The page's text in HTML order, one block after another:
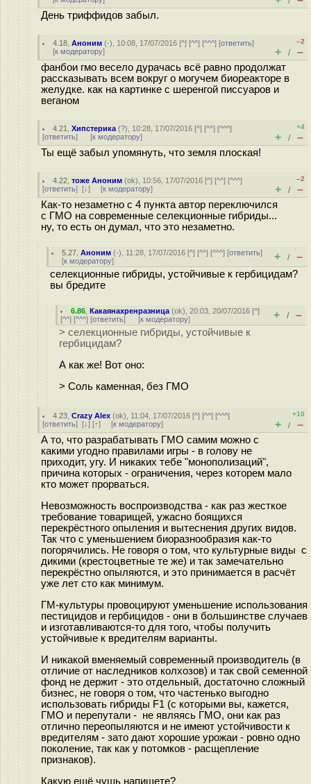
День триффидов забыл.
4.18 ,Аноним (-), 10:08, 17/07/2016 [^] [^^] [^^^] [ответить]
[к модератору]
–2
+ / –
фанбои гмо весело дурачась всё равно продолжат
рассказывать всем вокруг о могучем биореакторе в
желудке. как на картинке с шеренгой писсуаров и
веганом
4.21 ,Хипстерика (?), 10:28, 17/07/2016 [^] [^^] [^^^]
[ответить] [к модератору]
+4
+ / –
Ты ещё забыл упомянуть, что земля плоская!
4.22 ,тоже Аноним (ok), 10:56, 17/07/2016 [^] [^^] [^^^]
[ответить] [↓] [к модератору]
–2
+ / –
Как-то незаметно с 4 пункта автор переключился
с ГМО на современные селекционные гибриды...
ну, то есть он думал, что это незаметно.
5.27 ,Аноним (-), 11:28, 17/07/2016 [^] [^^] [^^^] [ответить]
[к модератору] + / –
селекционные гибриды, устойчивые к гербицидам?
вы бредите
6.86 ,Какаянахренразница (ok), 20:03, 20/07/2016 [^]
[^^] [^^^] [ответить] [к модератору] + / –
> селекционные гибриды, устойчивые к
гербицидам?
А как же! Вот оно:
> Соль каменная, без ГМО
4.23 ,Crazy Alex (ok), 11:04, 17/07/2016 [^] [^^] [^^^]
[ответить] [↓] [↑] [к модератору]
+10
+ / –
А то, что разрабатывать ГМО самим можно с
какими угодно правилами игры - в голову не
приходит, угу. И никаких тебе "монополизаций",
причина которых - ограничения, через которем мало
кто может прорваться.
Невозможность воспроизводства - как раз жесткое
требование товарищей, ужасно боящихся
перекрёстного опыления и вытеснения других видов.
Так что с уменьшением биоразнообразия как-то
погорячились. Не говоря о том, что культурные виды с
дикими (крестоцветные те же) и так замечательно
перекрёстно опыляются, и это принимается в расчёт
уже лет сто как минимум.
ГМ-культуры провоцируют уменьшение использования
пестицидов и гербицидов - они в большинстве случаев
и изготавливаются-то для того, чтобы получить
устойчивые к вредителям варианты.
И никакой вменяемый современный производитель (в
отличие от наследников колхозов) и так свой семенной
фонд не держит - это отдельный, достаточно сложный
бизнес, не говоря о том, что частенько выгодно
использовать гибриды F1 (с которыми вы, кажется,
ГМО и перепутали - не являясь ГМО, они как раз
отлично переопыляются и не имеют устойчивости к
вредителям - зато дают хорошие урожаи - ровно одно
поколение, так как у потомков - расщепление
признаков).
Какую ещё чушь напишете?